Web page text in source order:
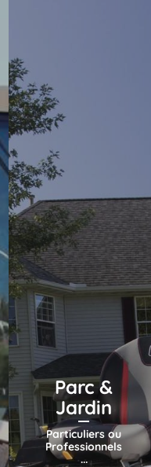
Parc &
Jardin
Particuliers ou
Professionnels
...